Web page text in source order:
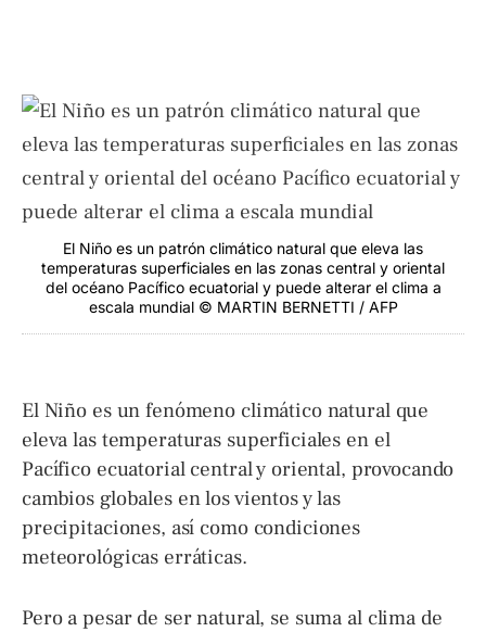
El Niño es un patrón climático natural que eleva las
temperaturas superficiales en las zonas central y oriental
del océano Pacífico ecuatorial y puede alterar el clima a
escala mundial © MARTIN BERNETTI / AFP
El Niño es un fenómeno climático natural que
eleva las temperaturas superficiales en el
Pacífico ecuatorial central y oriental, provocando
cambios globales en los vientos y las
precipitaciones, así como condiciones
meteorológicas erráticas.
Pero a pesar de ser natural, se suma al clima de